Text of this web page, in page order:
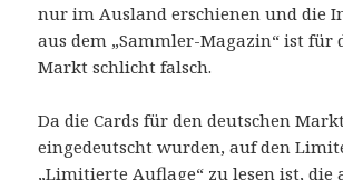
nur im Ausland erschienen und die
aus dem „Sammler-Magazin“ ist für
Markt schlicht falsch.
Da die Cards für den deutschen
eingedeutscht wurden, auf den
„Limitierte Auflage“ zu lesen ist, die